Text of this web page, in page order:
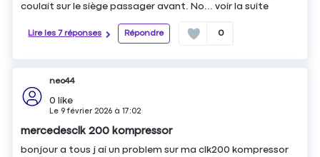
coulait sur le siège passager avant. No...voir la suite
Lire les 7 réponses Répondre 0
neo44
0 like
Le 9 février 2026 à17:02
mercedesclk 200 kompressor
bonjour a tous j ai un problem sur ma clk200 kompressor